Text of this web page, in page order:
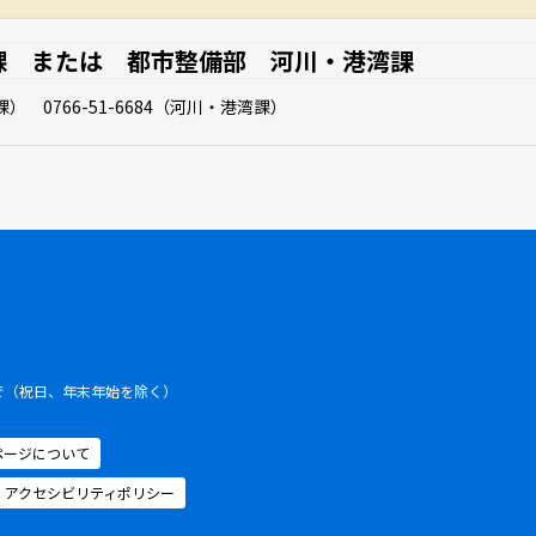
または 都市整備部 河川・港湾課
0766-51-6684（河川・港湾課）
祝日、年末年始を除く）
ジについて
アクセシビリティポリシー